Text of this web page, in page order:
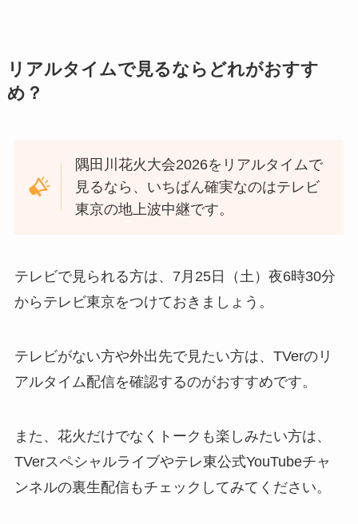
リアルタイムで見るならどれがおすす
め？
隅田川花火大会2026をリアルタイムで
見るなら、いちばん確実なのはテレビ
東京の地上波中継です。
テレビで見られる方は、7月25日（土）夜6時30分
からテレビ東京をつけておきましょう。
テレビがない方や外出先で見たい方は、TVerのリ
アルタイム配信を確認するのがおすすめです。
また、花火だけでなくトークも楽しみたい方は、
TVerスペシャルライブやテレ東公式YouTubeチャ
ンネルの裏生配信もチェックしてみてください。